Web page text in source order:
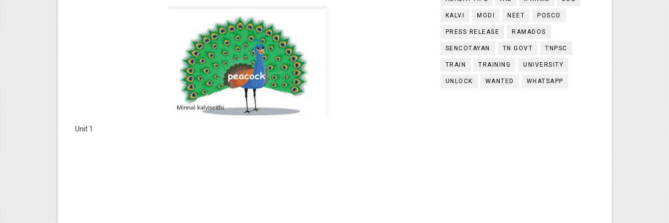
Unit 1
KALVI MODI NEET POSCO
PRESS RELEASE RAMADOS
SENCOTAYAN TN GOVT TNPSC
TRAIN TRAINING UNIVERSITY
UNLOCK WANTED WHATSAPP